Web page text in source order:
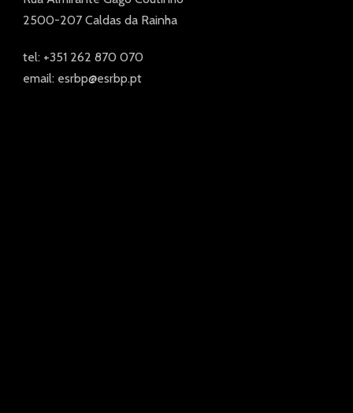
2500-207 Caldas da Rainha
tel: +351 262 870 070
email: esrbp@esrbp.pt